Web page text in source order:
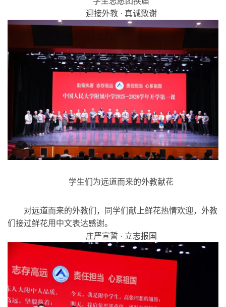
迎接外教 · 真诚致谢
学生们为远道而来的外教献花
对远道而来的外教们，同学们献上鲜花热情欢迎，外教
们接过鲜花用中文表达感谢。
庄严宣誓 · 立志报国